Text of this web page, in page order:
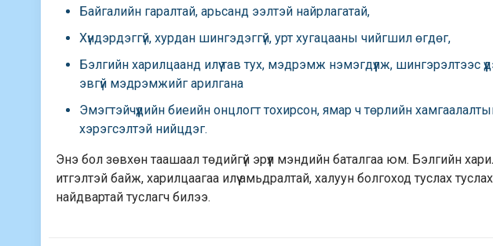
Байгалийн гаралтай, арьсанд ээлтэй найрлагатай,
Хүндэрдэггүй, хурдан шингэдэггүй, урт хугацааны чийгшил өгдөг,
Бэлгийн харилцаанд илүү тав тух, мэдрэмж нэмэгдүүлж, шингэрэлтээс
эвгүй мэдрэмжийг арилгана
Эмэгтэйчүүдийн биеийн онцлогт тохирсон, ямар ч төрлийн
хэрэгсэлтэй нийцдэг.
Энэ бол зөвхөн таашаал төдийгүй эрүүл мэндийн баталгаа юм. Бэлгийн
итгэлтэй байж, харилцаагаа илүү амьдралтай, халуун болгоход туслах туслах
найдвартай туслагч билээ.